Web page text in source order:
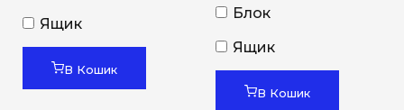
Ящик
В Кошик
Блок
Ящик
В Кошик